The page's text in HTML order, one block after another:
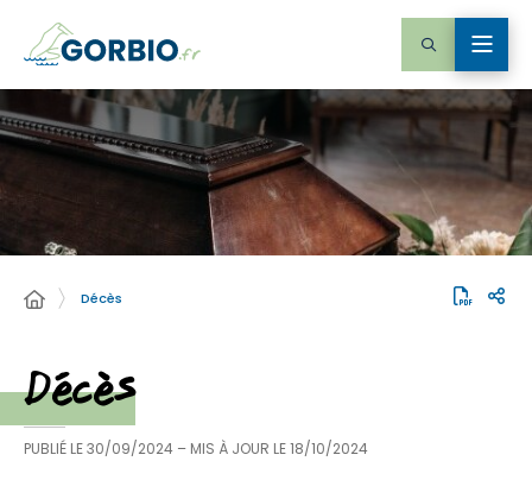
Décès
Décès
PUBLIÉ LE30/09/2024 – MIS À JOUR LE18/10/2024